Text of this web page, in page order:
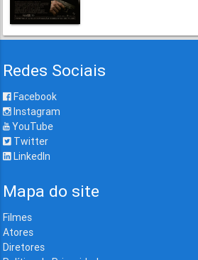
Redes Sociais
Facebook
Instagram
YouTube
Twitter
LinkedIn
Mapa do site
Filmes
Atores
Diretores